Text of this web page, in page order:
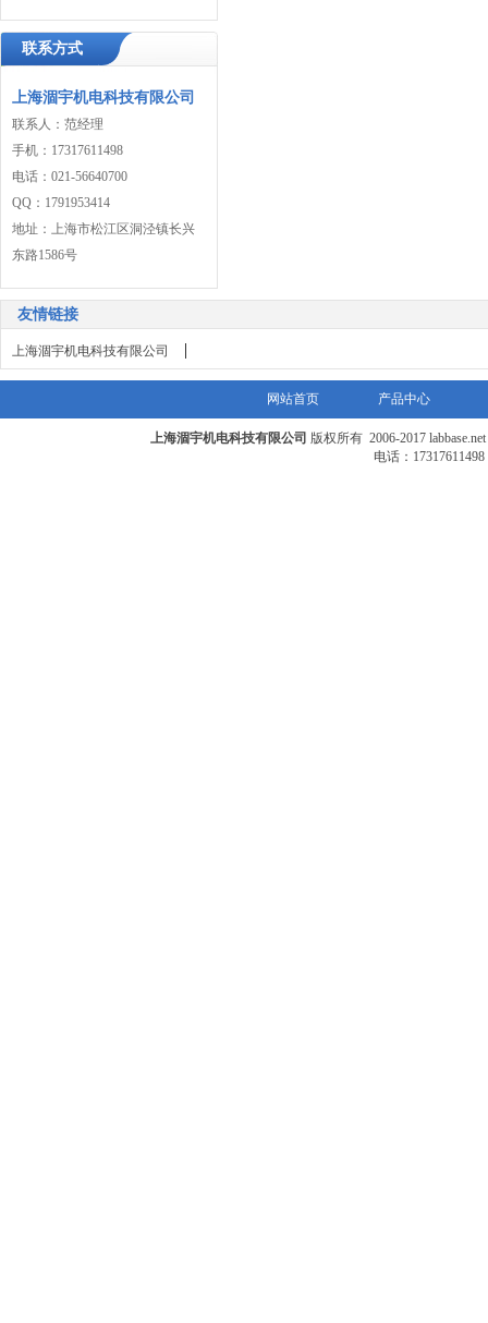
联系方式
上海涸宇机电科技有限公司
联系人：范经理
手机：17317611498
电话：021-56640700
QQ：1791953414
地址：上海市松江区洞泾镇长兴
东路1586号
友情链接
上海涸宇机电科技有限公司 |
网站首页 产品中心
上海涸宇机电科技有限公司 版权所有 2006-2017
电话：